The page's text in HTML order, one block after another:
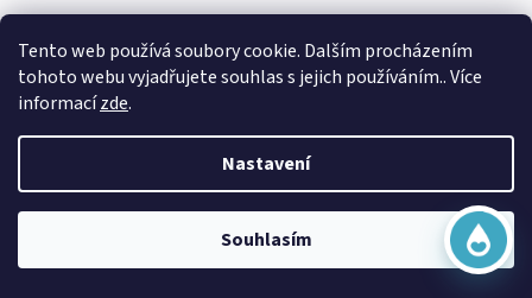
Tento web používá soubory cookie. Dalším procházením
tohoto webu vyjadřujete souhlas s jejich používáním.. Více
informacízde.
Nastavení
Souhlasím
Kontakty
Posouzení nároku na dotaci dešťovka
O nás
Ochrana osobních údajů
Online
Začít konverzaci